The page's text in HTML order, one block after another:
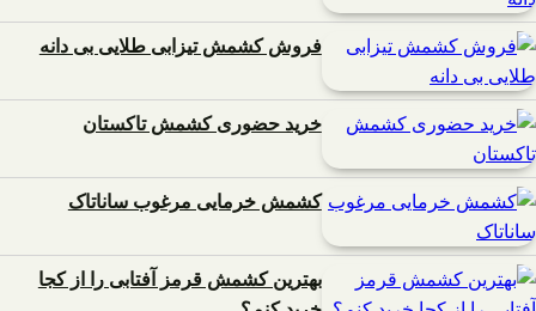
فروش کشمش تیزابی طلایی بی دانه
خرید حضوری کشمش تاکستان
کشمش خرمایی مرغوب ساناتاک
بهترین کشمش قرمز آفتابی را از کجا